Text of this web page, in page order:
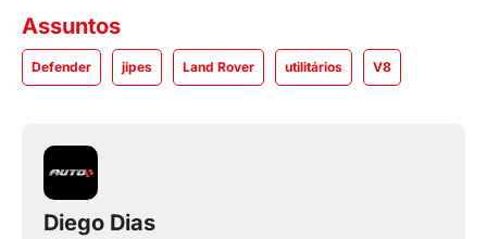
Assuntos
Defender jipes Land Rover utilitários V8
Diego Dias